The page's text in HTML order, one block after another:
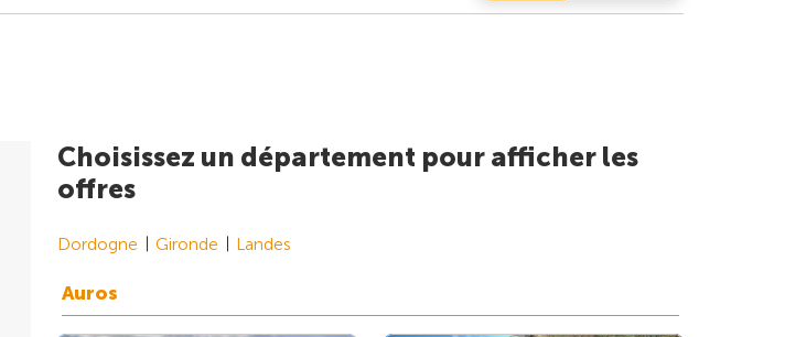
Choisissez un département pour afficher les
offres
Dordogne Gironde Landes
Auros